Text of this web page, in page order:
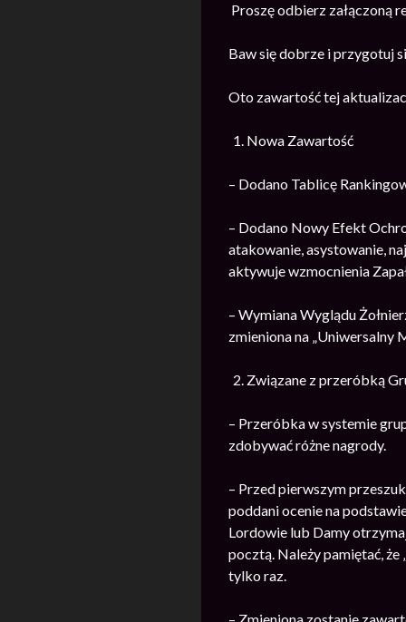
Proszę odbierz załączoną
Baw się dobrze i przygotuj
Oto zawartość tej
Nowa Zawartość
– Dodano Tablicę
– Dodano Nowy Efekt
atakowanie, asystowanie,
aktywuje wzmocnienia
– Wymiana Wyglądu
zmieniona na „Uniwersalny
Związane z przeróbką
– Przeróbka w systemie
zdobywać różne nagrody.
– Przed pierwszym
poddani ocenie na
Lordowie lub Damy
pocztą. Należy pamiętać,
tylko raz.